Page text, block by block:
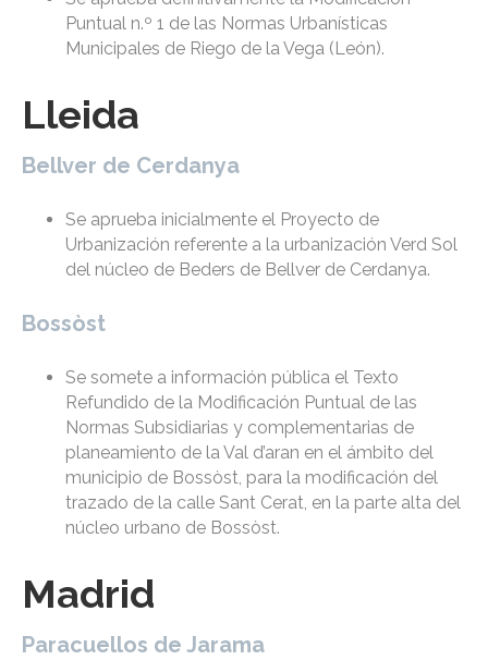
Puntual n.º 1 de las Normas Urbanísticas
Municipales de Riego de la Vega (León).
Lleida
Bellver de Cerdanya
Se aprueba inicialmente el Proyecto de
Urbanización referente a la urbanización Verd Sol
del núcleo de Beders de Bellver de Cerdanya.
Bossòst
Se somete a información pública el Texto
Refundido de la Modificación Puntual de las
Normas Subsidiarias y complementarias de
planeamiento de la Val d’aran en el ámbito del
municipio de Bossòst, para la modificación del
trazado de la calle Sant Cerat, en la parte alta del
núcleo urbano de Bossòst.
Madrid
Paracuellos de Jarama